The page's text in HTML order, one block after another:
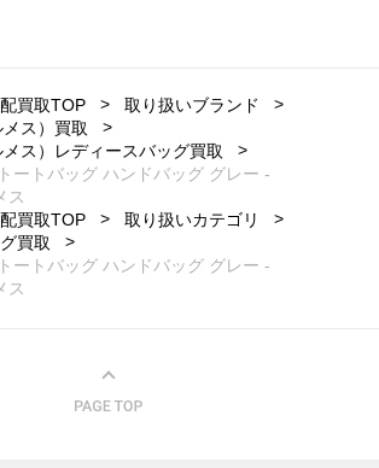
買取TOP
取り扱いブランド
ス）買取
ス）レディースバッグ買取
ートバッグ ハンドバッグ グレー -
ス
買取TOP
取り扱いカテゴリ
買取
ートバッグ ハンドバッグ グレー -
ス